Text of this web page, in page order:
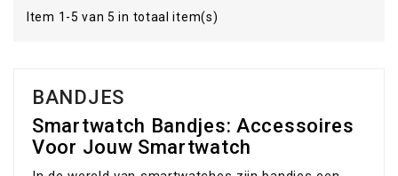
Item 1-5 van 5 in totaal item(s)
BANDJES
Smartwatch Bandjes: Accessoires
Voor Jouw Smartwatch